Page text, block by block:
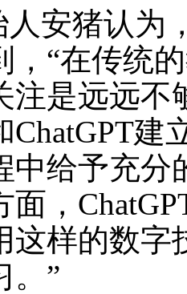
安猪认为
，“在传统
注是远远不
ChatGPT建
中给予充分
面，
这样的数
。”